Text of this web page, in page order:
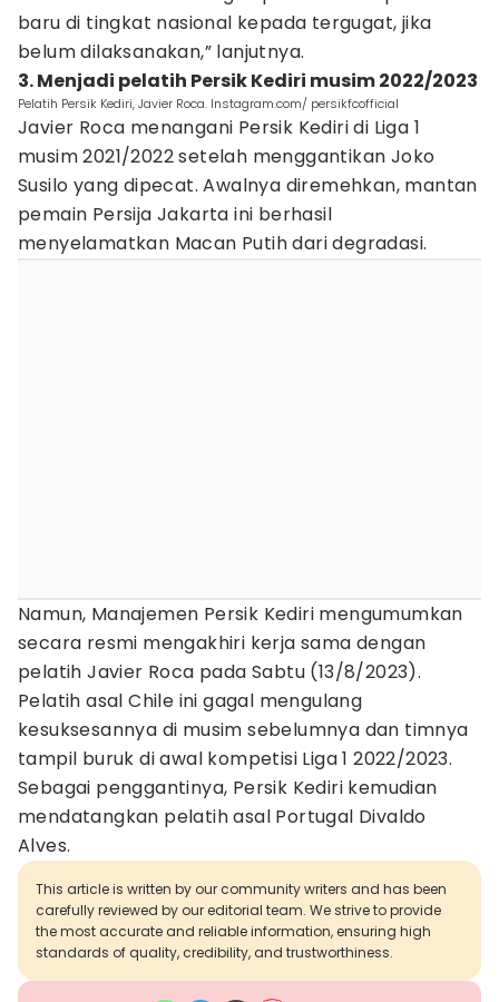
baru di tingkat nasional kepada tergugat, jika
belum dilaksanakan,” lanjutnya.
3. Menjadi pelatih Persik Kediri musim 2022/2023
Pelatih Persik Kediri, Javier Roca. Instagram.com/ persikfcofficial
Javier Roca menangani Persik Kediri di Liga 1
musim 2021/2022 setelah menggantikan Joko
Susilo yang dipecat. Awalnya diremehkan, mantan
pemain Persija Jakarta ini berhasil
menyelamatkan Macan Putih dari degradasi.
Namun, Manajemen Persik Kediri mengumumkan
secara resmi mengakhiri kerja sama dengan
pelatih Javier Roca pada Sabtu (13/8/2023).
Pelatih asal Chile ini gagal mengulang
kesuksesannya di musim sebelumnya dan timnya
tampil buruk di awal kompetisi Liga 1 2022/2023.
Sebagai penggantinya, Persik Kediri kemudian
mendatangkan pelatih asal Portugal Divaldo
Alves.
This article is written by our community writers and has been
carefully reviewed by our editorial team. We strive to provide
the most accurate and reliable information, ensuring high
standards of quality, credibility, and trustworthiness.